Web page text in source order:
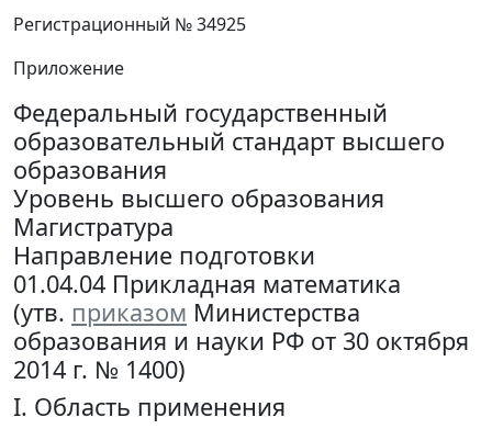
Регистрационный № 34925
Приложение
Федеральный государственный
образовательный стандарт высшего
образования
Уровень высшего образования
Магистратура
Направление подготовки
01.04.04 Прикладная математика
(утв. приказом Министерства
образования и науки РФ от 30 октября
2014 г. № 1400)
I. Область применения